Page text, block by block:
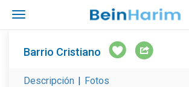
Barrio Cristiano
Descripción | Fotos